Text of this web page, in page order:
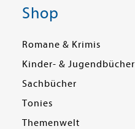
Shop
Romane & Krimis
Kinder- & Jugendbücher
Sachbücher
Tonies
Themenwelt